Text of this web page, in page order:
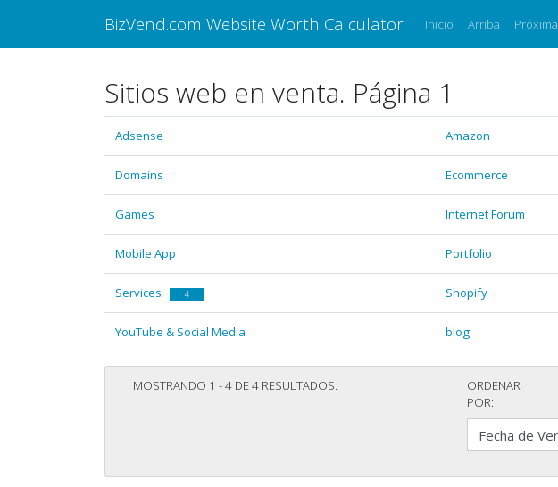
BizVend.com Website Worth Calculator Inicio Arriba Próxima
Sitios web en venta. Página 1
Adsense Amazon
Domains Ecommerce
Games Internet Forum
Mobile App Portfolio
Services 4 Shopify
YouTube & Social Media blog
MOSTRANDO 1 - 4 DE 4 RESULTADOS.
ORDENAR
POR: